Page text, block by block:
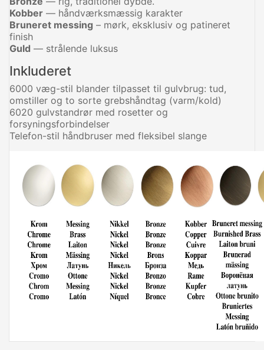
Kobber — håndværksmæssig karakter
Bruneret messing – mørk, eksklusiv og patineret
finish
Guld — strålende luksus
Inkluderet
6000 væg-stil blander tilpasset til gulvbrug: tud,
omstiller og to sorte grebshåndtag (varm/kold)
6020 gulvstandrør med rosetter og
forsyningsforbindelser
Telefon-stil håndbruser med fleksibel slange